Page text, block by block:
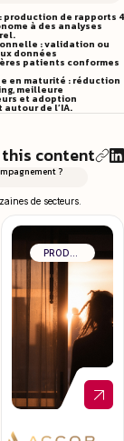
de rapports 4
à des analyses
: validation ou
données
patients conformes
en maturité : réduction
meilleure
et adoption
de l’IA.
this content
?
de secteurs.